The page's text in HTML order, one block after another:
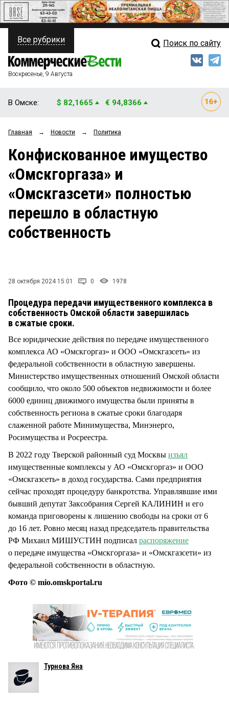
ПОЛИТИКА
ФИНАНСЫ
ОБЩЕСТВО
ЗАКОН
НОВОСТИ КОМПАНИЙ
СТИЛЬ ЖИЗНИ
Свежий выпуск
Рейтинги
Архив
Все рубрики Поиск по сайту
Воскресенье, 9 Августа
В Омске: $ 82,1665 € 94,8366
Главная → Новости → Политика
Конфискованное имущество
«Омскгоргаза» и
«Омскгазсети» полностью
перешло в областную
собственность
28 октября 2024 15:01 0 1978
Процедура передачи имущественного комплекса в
собственность Омской области завершилась
в сжатые сроки.
Все юридические действия по передаче имущественного
комплекса АО «Омскгоргаз» и ООО «Омскгазсеть» из
федеральной собственности в областную завершены.
Министерство имущественных отношений Омской области
сообщило, что около 500 объектов недвижимости и более
6000 единиц движимого имущества были приняты в
собственность региона в сжатые сроки благодаря
слаженной работе Минимущества, Минэнерго,
Росимущества и Росреестра.
В 2022 году Тверской районный суд Москвы изъял
имущественные комплексы у АО «Омскгоргаз» и ООО
«Омскгазсеть» в доход государства. Сами предприятия
сейчас проходят процедуру банкротства. Управлявшие ими
бывший депутат Заксобрания Сергей КАЛИНИН и его
команда приговорены к лишению свободы на сроки от 6
до 16 лет. Ровно месяц назад председатель правительства
РФ Михаил МИШУСТИН подписал распоряжение
о передаче имущества «Омскгоргаза» и «Омскгазсети» из
федеральной собственности в областную.
Фото © mio.omskportal.ru
Турнова Яна